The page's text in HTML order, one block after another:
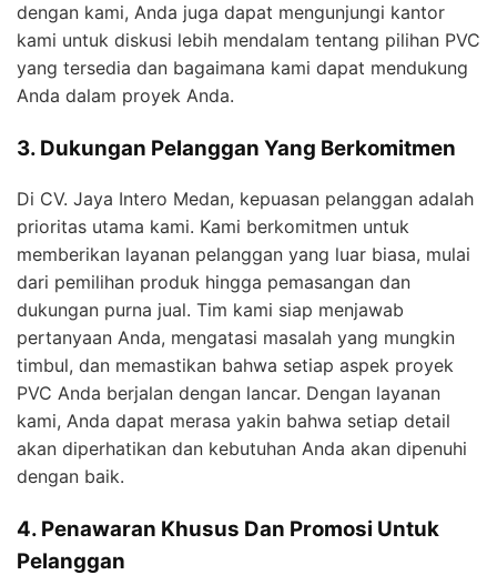
dengan kami, Anda juga dapat mengunjungi kantor
kami untuk diskusi lebih mendalam tentang pilihan PVC
yang tersedia dan bagaimana kami dapat mendukung
Anda dalam proyek Anda.
3. Dukungan Pelanggan Yang Berkomitmen
Di CV. Jaya Intero Medan, kepuasan pelanggan adalah
prioritas utama kami. Kami berkomitmen untuk
memberikan layanan pelanggan yang luar biasa, mulai
dari pemilihan produk hingga pemasangan dan
dukungan purna jual. Tim kami siap menjawab
pertanyaan Anda, mengatasi masalah yang mungkin
timbul, dan memastikan bahwa setiap aspek proyek
PVC Anda berjalan dengan lancar. Dengan layanan
kami, Anda dapat merasa yakin bahwa setiap detail
akan diperhatikan dan kebutuhan Anda akan dipenuhi
dengan baik.
4. Penawaran Khusus Dan Promosi Untuk
Pelanggan